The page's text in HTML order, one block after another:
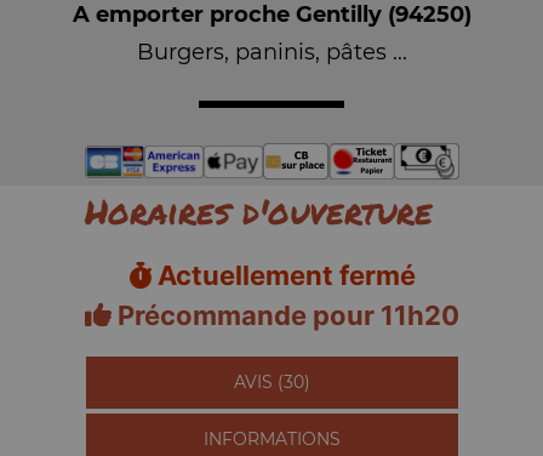
A emporter proche Gentilly (94250)
Burgers, paninis, pâtes ...
Horaires d'ouverture
Actuellement fermé
Précommande pour 11h20
AVIS (30)
INFORMATIONS